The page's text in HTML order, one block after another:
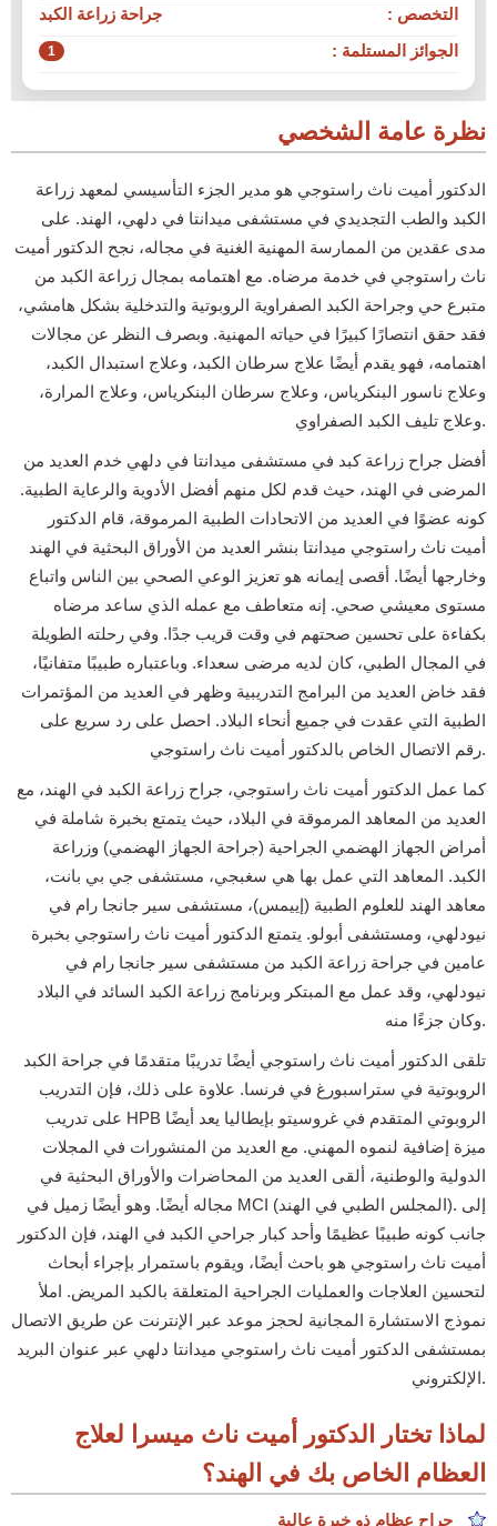
التخصص :
جراحة زراعة الكبد
الجوائز المستلمة :
1
نظرة عامة الشخصي
الدكتور أميت ناث راستوجي هو مدير الجزء التأسيسي لمعهد زراعة
الكبد والطب التجديدي في مستشفى ميدانتا في دلهي، الهند. على
مدى عقدين من الممارسة المهنية الغنية في مجاله، نجح الدكتور أميت
ناث راستوجي في خدمة مرضاه. مع اهتمامه بمجال زراعة الكبد من
متبرع حي وجراحة الكبد الصفراوية الروبوتية والتدخلية بشكل هامشي،
فقد حقق انتصارًا كبيرًا في حياته المهنية. وبصرف النظر عن مجالات
اهتمامه، فهو يقدم أيضًا علاج سرطان الكبد، وعلاج استبدال الكبد،
وعلاج ناسور البنكرياس، وعلاج سرطان البنكرياس، وعلاج المرارة،
وعلاج تليف الكبد الصفراوي.
أفضل جراح زراعة كبد في مستشفى ميدانتا في دلهي خدم العديد من
المرضى في الهند، حيث قدم لكل منهم أفضل الأدوية والرعاية الطبية.
كونه عضوًا في العديد من الاتحادات الطبية المرموقة، قام الدكتور
أميت ناث راستوجي ميدانتا بنشر العديد من الأوراق البحثية في الهند
وخارجها أيضًا. أقصى إيمانه هو تعزيز الوعي الصحي بين الناس واتباع
مستوى معيشي صحي. إنه متعاطف مع عمله الذي ساعد مرضاه
بكفاءة على تحسين صحتهم في وقت قريب جدًا. وفي رحلته الطويلة
في المجال الطبي، كان لديه مرضى سعداء. وباعتباره طبيبًا متفانيًا،
فقد خاض العديد من البرامج التدريبية وظهر في العديد من المؤتمرات
الطبية التي عقدت في جميع أنحاء البلاد. احصل على رد سريع على
رقم الاتصال الخاص بالدكتور أميت ناث راستوجي.
كما عمل الدكتور أميت ناث راستوجي، جراح زراعة الكبد في الهند، مع
العديد من المعاهد المرموقة في البلاد، حيث يتمتع بخبرة شاملة في
أمراض الجهاز الهضمي الجراحية (جراحة الجهاز الهضمي) وزراعة
الكبد. المعاهد التي عمل بها هي سغبجي، مستشفى جي بي بانت،
معاهد الهند للعلوم الطبية (إييمس)، مستشفى سير جانجا رام في
نيودلهي، ومستشفى أبولو. يتمتع الدكتور أميت ناث راستوجي بخبرة
عامين في جراحة زراعة الكبد من مستشفى سير جانجا رام في
نيودلهي، وقد عمل مع المبتكر وبرنامج زراعة الكبد السائد في البلاد
وكان جزءًا منه.
تلقى الدكتور أميت ناث راستوجي أيضًا تدريبًا متقدمًا في جراحة الكبد
الروبوتية في ستراسبورغ في فرنسا. علاوة على ذلك، فإن التدريب
على تدريب HPB الروبوتي المتقدم في غروسيتو بإيطاليا يعد أيضًا
ميزة إضافية لنموه المهني. مع العديد من المنشورات في المجلات
الدولية والوطنية، ألقى العديد من المحاضرات والأوراق البحثية في
مجاله أيضًا. وهو أيضًا زميل في MCI (المجلس الطبي في الهند). إلى
جانب كونه طبيبًا عظيمًا وأحد كبار جراحي الكبد في الهند، فإن الدكتور
أميت ناث راستوجي هو باحث أيضًا، ويقوم باستمرار بإجراء أبحاث
لتحسين العلاجات والعمليات الجراحية المتعلقة بالكبد المريض. املأ
نموذج الاستشارة المجانية لحجز موعد عبر الإنترنت عن طريق الاتصال
بمستشفى الدكتور أميت ناث راستوجي ميدانتا دلهي عبر عنوان البريد
الإلكتروني.
لماذا تختار الدكتور أميت ناث ميسرا لعلاج
العظام الخاص بك في الهند؟
جراح عظام ذو خبرة عالية